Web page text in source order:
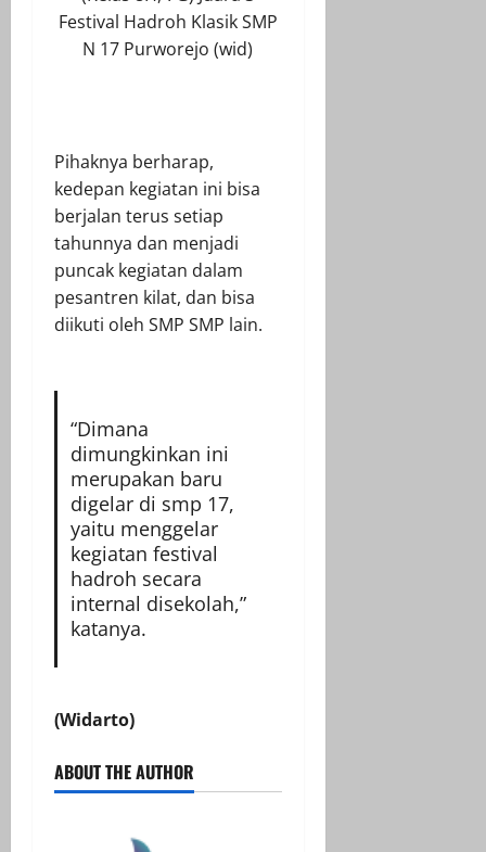
Festival Hadroh Klasik SMP
N 17 Purworejo (wid)
Pihaknya berharap,
kedepan kegiatan ini bisa
berjalan terus setiap
tahunnya dan menjadi
puncak kegiatan dalam
pesantren kilat, dan bisa
diikuti oleh SMP SMP lain.
“Dimana
dimungkinkan ini
merupakan baru
digelar di smp 17,
yaitu menggelar
kegiatan festival
hadroh secara
internal disekolah,”
katanya.
(Widarto)
ABOUT THE AUTHOR